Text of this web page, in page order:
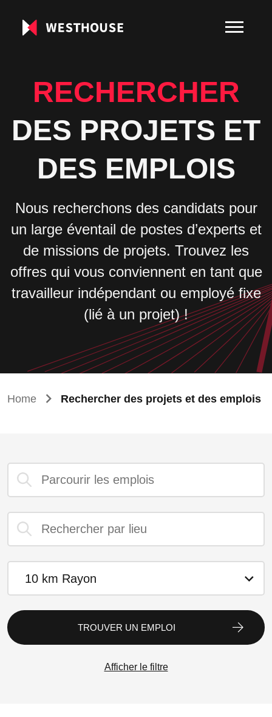
RECHERCHER
DES PROJETS ET
DES EMPLOIS
Nous recherchons des candidats pour
un large éventail de postes d’experts et
de missions de projets. Trouvez les
offres qui vous conviennent en tant que
travailleur indépendant ou employé fixe
(lié à un projet) !
Home Rechercher des projets et des emplois
10 km Rayon
TROUVER UN EMPLOI
Afficher le filtre